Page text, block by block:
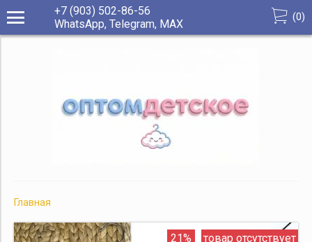
+7 (903) 502-86-56
WhatsApp, Telegram, МАХ
(0)
Главная
21% товар отсутствует